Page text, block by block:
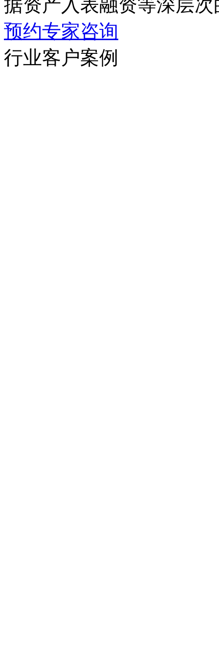
据资产入表融资等深层
预约专家咨询
行业客户案例